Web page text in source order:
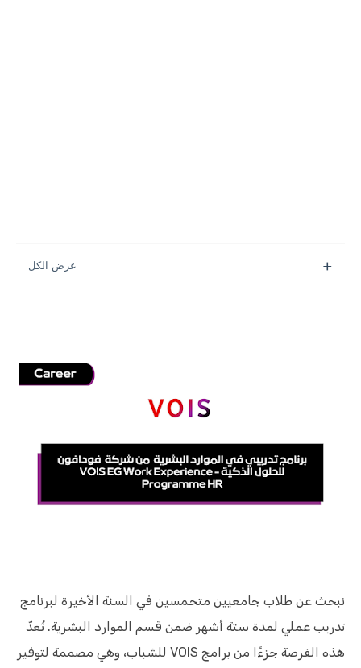
نبحث عن طلاب جامعيين متحمسين في السنة الأخيرة لبرنامج
تدريب عملي لمدة ستة أشهر ضمن قسم الموارد البشرية. تُعدّ
هذه الفرصة جزءًا من برامج VOIS للشباب، وهي مصممة لتوفير